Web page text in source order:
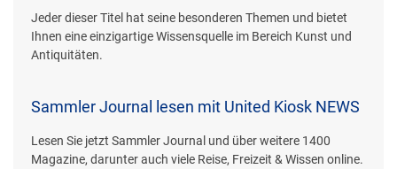
Jeder dieser Titel hat seine besonderen Themen und bietet
Ihnen eine einzigartige Wissensquelle im Bereich Kunst und
Antiquitäten.
Sammler Journal lesen mit United Kiosk NEWS
Lesen Sie jetzt Sammler Journal und über weitere 1400
Magazine, darunter auch viele Reise, Freizeit & Wissen online.